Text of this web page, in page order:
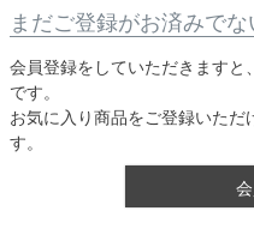
まだご登録がお済みで
会員登録をしていただきますと
です。
お気に入り商品をご登録いただ
す。